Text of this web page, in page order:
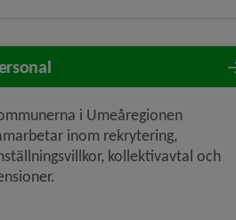
i Umeåregionen
inom rekrytering,
kollektivavtal och